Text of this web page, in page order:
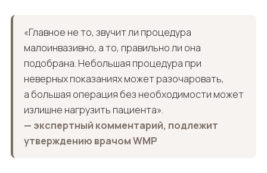
«Главное не то, звучит ли процедура
малоинвазивно, а то, правильно ли она
подобрана. Небольшая процедура при
неверных показаниях может разочаровать,
а большая операция без необходимости может
излишне нагрузить пациента».
— экспертный комментарий, подлежит
утверждению врачом WMP